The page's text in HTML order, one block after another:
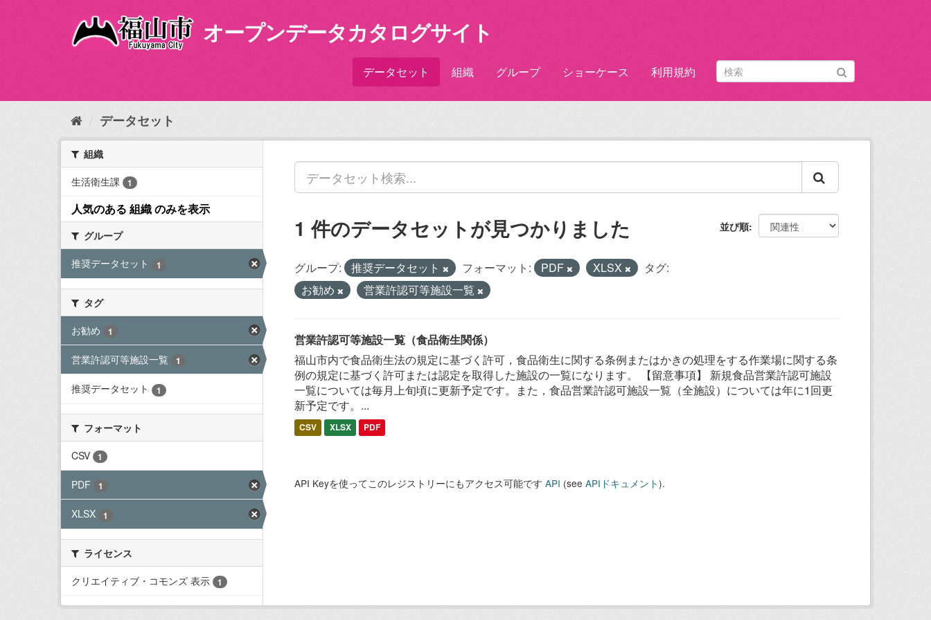
内
オープンデータカタログサイト
データセット 組織 グループ ショーケース 利用規約
データセット
組織
生活衛生課
1
人気のある 組織 のみを表示
グループ
推奨データセット
1
タグ
お勧め
1
営業許認可等施設一覧 1
推奨データセット 1
フォーマット
CSV
1
PDF 1
XLSX 1
ライセンス
クリエイティブ・コモンズ 表示
1
並び順
1 件のデータセットが見つかりました
グループ: 推奨データセット フォーマット: PDF XLSX
タグ:
お勧め
営業許認可等施設一覧
営業許認可等施設一覧（食品衛生関係）
福山市内で食品衛生法の規定に基づく許可，食品衛生に関する条例またはかきの処理をする作業場に関する条
例の規定に基づく許可または認定を取得した施設の一覧になります。 【留意事項】 新規食品営業許認可施設
一覧については毎月上旬頃に更新予定です。また，食品営業許認可施設一覧（全施設）については年に1回更
新予定です。...
CSV XLSX PDF
API Keyを使ってこのレジストリーにもアクセス可能です API (see APIドキュメント).